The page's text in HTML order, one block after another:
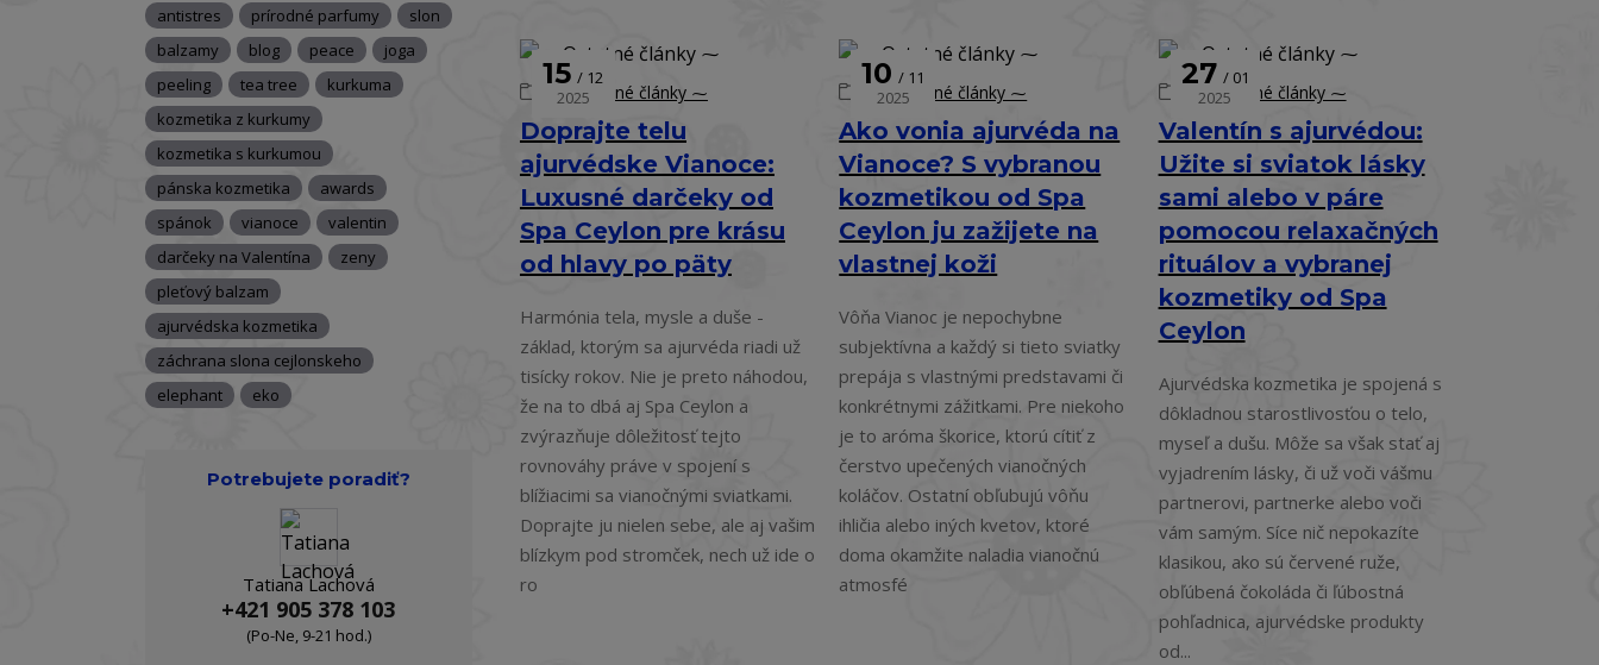
antistres
prírodné parfumy
slon
balzamy
blog peace
joga
peeling
tea tree
kurkuma
kozmetika z kurkumy
kozmetika s kurkumou
pánska kozmetika
awards
spánok
vianoce
valentin
darčeky na Valentína
zeny
pleťový balzam
ajurvédska kozmetika
záchrana slona cejlonskeho
elephant
eko
Potrebujete poradiť?
Tatiana Lachová
+421 905 378 103
(Po-Ne, 9-21 hod.)
Doprajte telu
ajurvédske Vianoce:
Luxusné darčeky od
Spa Ceylon pre krásu
od hlavy po päty
15
12
2025
⁓ Ostatné články ⁓
Harmónia tela, mysle a duše -
základ, ktorým sa ajurvéda riadi už
tisícky rokov. Nie je preto náhodou,
že na to dbá aj Spa Ceylon a
zvýrazňuje dôležitosť tejto
rovnováhy práve v spojení s
blížiacimi sa vianočnými sviatkami.
Doprajte ju nielen sebe, ale aj vašim
blízkym pod stromček, nech už ide o
ro
Ako vonia ajurvéda na
Vianoce? S vybranou
kozmetikou od Spa
Ceylon ju zažijete na
vlastnej koži
10
11
2025
⁓ Ostatné články ⁓
Vôňa Vianoc je nepochybne
subjektívna a každý si tieto sviatky
prepája s vlastnými predstavami či
konkrétnymi zážitkami. Pre niekoho
je to aróma škorice, ktorú cítiť z
čerstvo upečených vianočných
koláčov. Ostatní obľubujú vôňu
ihličia alebo iných kvetov, ktoré
doma okamžite naladia vianočnú
atmosfé
Valentín s ajurvédou:
Užite si sviatok lásky
sami alebo v páre
pomocou relaxačných
rituálov a vybranej
kozmetiky od Spa
Ceylon
27
01
2025
⁓ Ostatné články ⁓
Ajurvédska kozmetika je spojená s
dôkladnou starostlivosťou o telo,
myseľ a dušu. Môže sa však stať aj
vyjadrením lásky, či už voči vášmu
partnerovi, partnerke alebo voči
vám samým. Síce nič nepokazíte
klasikou, ako sú červené ruže,
obľúbená čokoláda či ľúbostná
pohľadnica, ajurvédske produkty
od...